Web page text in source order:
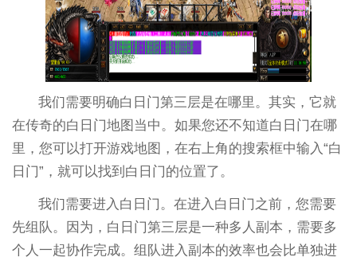
我们需要明确白日门第三层是在哪里。其实，它就
在传奇的白日门地图当中。如果您还不知道白日门在哪
里，您可以打开游戏地图，在右上角的搜索框中输入“白
日门”，就可以找到白日门的位置了。
我们需要进入白日门。在进入白日门之前，您需要
先组队。因为，白日门第三层是一种多人副本，需要多
个人一起协作完成。组队进入副本的效率也会比单独进